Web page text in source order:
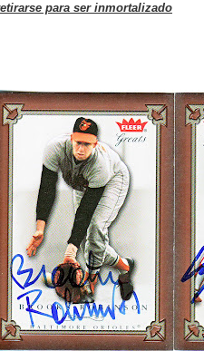
por la franquicia
Oficina Regional Este en La
emprendedoras en la
con nuevo álbum,
de Pavel Núñez y su
para ser inmortalizado